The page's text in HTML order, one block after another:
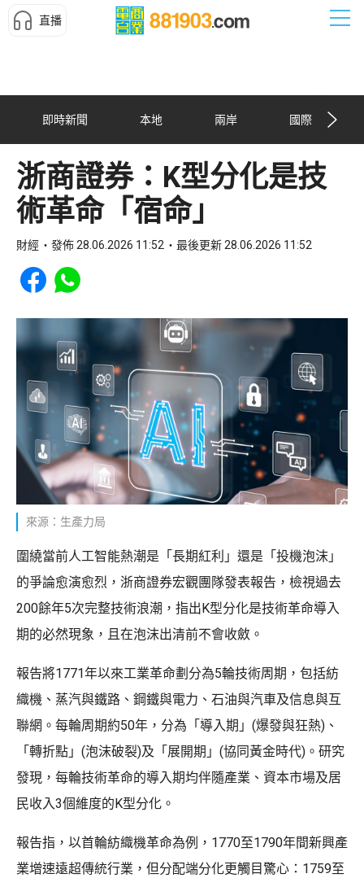
直播
即時新聞 本地 兩岸 國際
浙商證券：K型分化是技
術革命「宿命」
財經 發佈 28.06.2026 11:52 最後更新 28.06.2026 11:52
Share to Facebook
Share to WhatsApp
來源：生產力局
圍繞當前人工智能熱潮是「長期紅利」還是「投機泡沫」
的爭論愈演愈烈，浙商證券宏觀團隊發表報告，檢視過去
200餘年5次完整技術浪潮，指出K型分化是技術革命導入
期的必然現象，且在泡沫出清前不會收斂。
報告將1771年以來工業革命劃分為5輪技術周期，包括紡
織機、蒸汽與鐵路、鋼鐵與電力、石油與汽車及信息與互
聯網。每輪周期約50年，分為「導入期」(爆發與狂熱)、
「轉折點」(泡沫破裂)及「展開期」(協同黃金時代)。研究
發現，每輪技術革命的導入期均伴隨產業、資本市場及居
民收入3個維度的K型分化。
報告指，以首輪紡織機革命為例，1770至1790年間新興產
業增速遠超傳統行業，但分配端分化更觸目驚心：1759至